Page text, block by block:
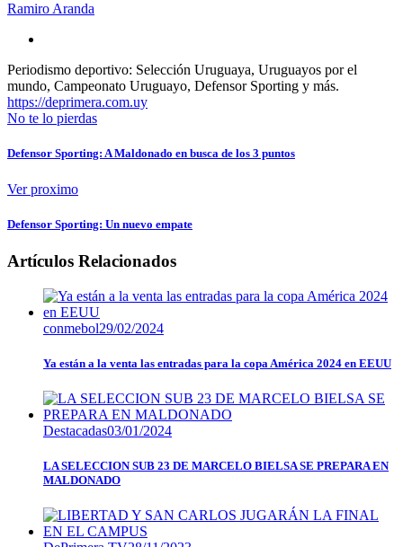
Ramiro Aranda
Periodismo deportivo: Selección Uruguaya, Uruguayos por el
mundo, Campeonato Uruguayo, Defensor Sporting y más.
https://deprimera.com.uy
No te lo pierdas
Defensor Sporting: A Maldonado en busca de los 3 puntos
Ver proximo
Defensor Sporting: Un nuevo empate
Artículos Relacionados
conmebol29/02/2024
Ya están a la venta las entradas para la copa América 2024 en EEUU
Destacadas03/01/2024
LA SELECCION SUB 23 DE MARCELO BIELSA SE PREPARA EN
MALDONADO